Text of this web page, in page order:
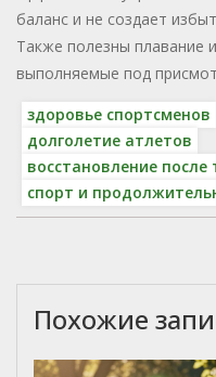
баланс и не создает
Также полезны плавание
выполняемые под
здоровье спортсменов
долголетие атлетов
восстановление после
спорт и
Похожие